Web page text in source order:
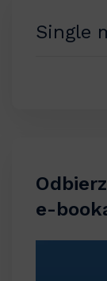
Single
e-